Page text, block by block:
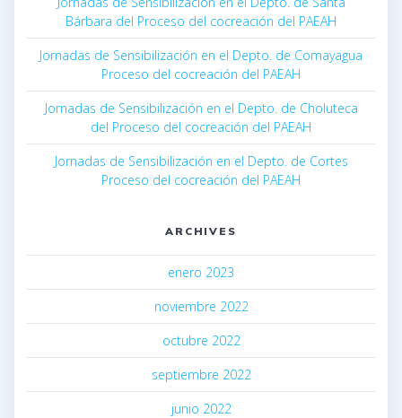
Bárbara del Proceso del cocreación del PAEAH
Jornadas de Sensibilización en el Depto. de Comayagua
Proceso del cocreación del PAEAH
Jornadas de Sensibilización en el Depto. de Choluteca
del Proceso del cocreación del PAEAH
Jornadas de Sensibilización en el Depto. de Cortes
Proceso del cocreación del PAEAH
ARCHIVES
enero 2023
noviembre 2022
octubre 2022
septiembre 2022
junio 2022